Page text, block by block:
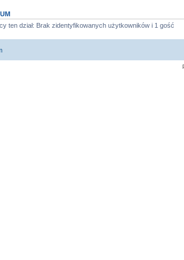
ten dział: Brak zidentyfikowanych użytkowników i 1 gość